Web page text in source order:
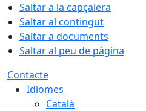
Saltar a la capçalera
Saltar al contingut
Saltar a documents
Saltar al peu de pàgina
Contacte
Idiomes
Català